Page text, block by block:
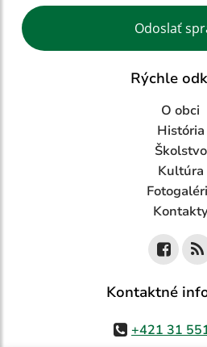
Google reCaptcha Response
Odoslať
Rýchle
O obci
História
Školstvo
Kultúra
Kontaktné
+421 31